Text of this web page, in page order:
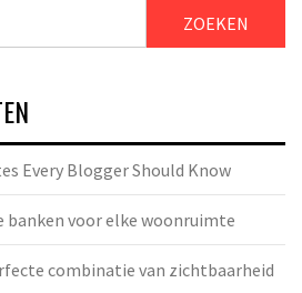
ZOEKEN
Every Blogger Should Know
voor elke woonruimte
combinatie van zichtbaarheid